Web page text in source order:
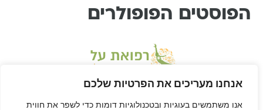
אנחנו מעריכים את הפרטיות שלכם
אנו משתמשים בעוגיות ובטכנולוגיות דומות כדי לשפר את חווית
הפוסטים הפופולרים